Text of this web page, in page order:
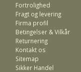
Fortrolighed
Fragt og levering
Firma profil
Betingelser & Vilkår
Returnering
Kontakt os
Sitemap
Sikker Handel